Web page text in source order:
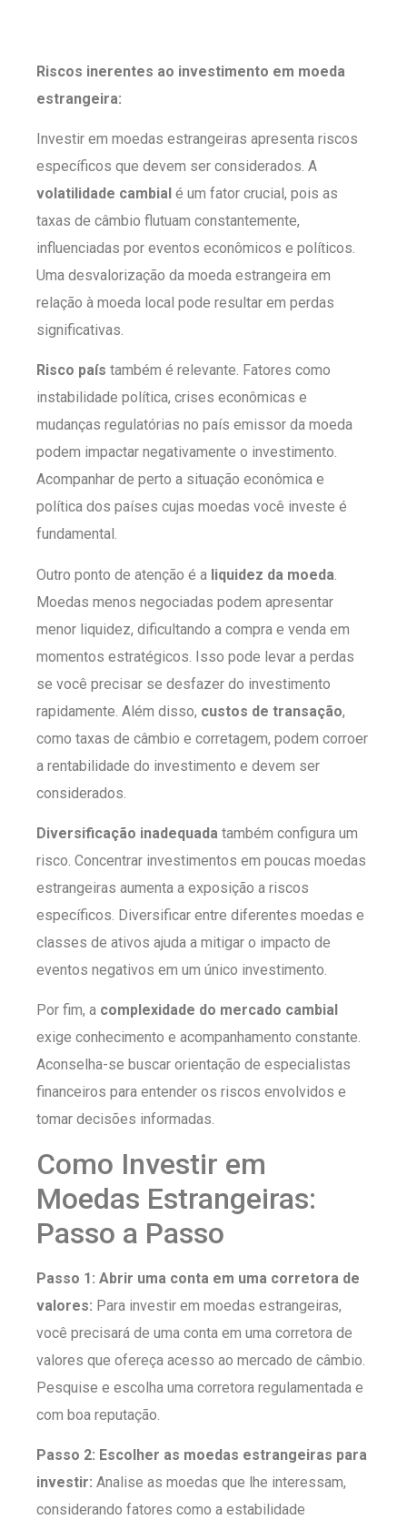
Riscos inerentes ao investimento em moeda
estrangeira:
Investir em moedas estrangeiras apresenta riscos
específicos que devem ser considerados. A
volatilidade cambial é um fator crucial, pois as
taxas de câmbio flutuam constantemente,
influenciadas por eventos econômicos e políticos.
Uma desvalorização da moeda estrangeira em
relação à moeda local pode resultar em perdas
significativas.
Risco país também é relevante. Fatores como
instabilidade política, crises econômicas e
mudanças regulatórias no país emissor da moeda
podem impactar negativamente o investimento.
Acompanhar de perto a situação econômica e
política dos países cujas moedas você investe é
fundamental.
Outro ponto de atenção é a liquidez da moeda
Moedas menos negociadas podem apresentar
menor liquidez, dificultando a compra e venda em
momentos estratégicos. Isso pode levar a perdas
se você precisar se desfazer do investimento
rapidamente. Além disso, custos de transação,
como taxas de câmbio e corretagem, podem corroer
a rentabilidade do investimento e devem ser
considerados.
Diversificação inadequada também configura um
risco. Concentrar investimentos em poucas moedas
estrangeiras aumenta a exposição a riscos
específicos. Diversificar entre diferentes moedas e
classes de ativos ajuda a mitigar o impacto de
eventos negativos em um único investimento.
Por fim, a complexidade do mercado cambial
exige conhecimento e acompanhamento constante.
Aconselha-se buscar orientação de especialistas
financeiros para entender os riscos envolvidos e
tomar decisões informadas.
Como Investir em
Moedas Estrangeiras:
Passo a Passo
Passo 1: Abrir uma conta em uma corretora de
valores: Para investir em moedas estrangeiras,
você precisará de uma conta em uma corretora de
valores que ofereça acesso ao mercado de câmbio.
Pesquise e escolha uma corretora regulamentada e
com boa reputação.
Passo 2: Escolher as moedas estrangeiras para
investir: Analise as moedas que lhe interessam,
considerando fatores como a estabilidade